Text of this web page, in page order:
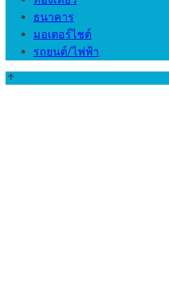
ธนาคาร
มอเตอร์ไชต์
รถยนต์/ไฟฟ้า